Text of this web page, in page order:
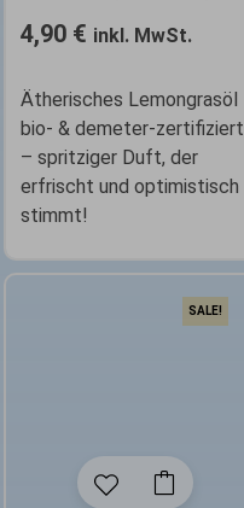
4,90 € inkl. MwSt.
Ätherisches Lemongrasöl
bio- & demeter-zertifiziert
– spritziger Duft, der
erfrischt und optimistisch
stimmt!
SALE!